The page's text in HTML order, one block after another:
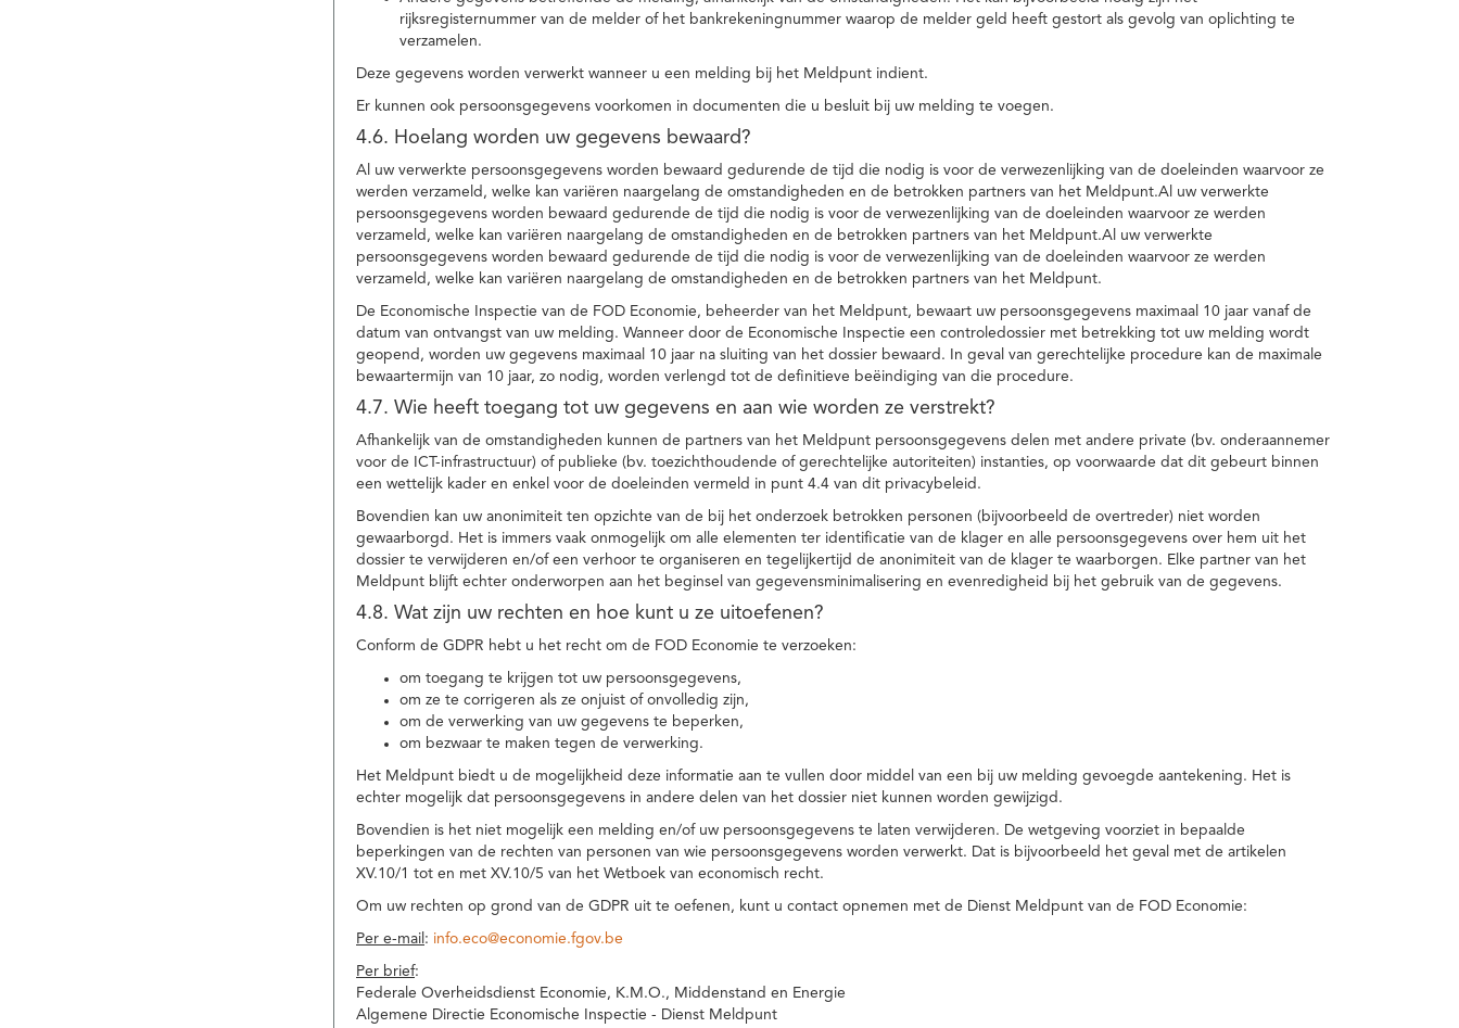
rijksregisternummer van de melder of het bankrekeningnummer waarop de melder geld heeft gestort als gevolg van oplichting te
verzamelen.
Deze gegevens worden verwerkt wanneer u een melding bij het Meldpunt indient.
Er kunnen ook persoonsgegevens voorkomen in documenten die u besluit bij uw melding te voegen.
4.6. Hoelang worden uw gegevens bewaard?
Al uw verwerkte persoonsgegevens worden bewaard gedurende de tijd die nodig is voor de verwezenlijking van de doeleinden waarvoor ze
werden verzameld, welke kan variëren naargelang de omstandigheden en de betrokken partners van het Meldpunt.Al uw verwerkte
persoonsgegevens worden bewaard gedurende de tijd die nodig is voor de verwezenlijking van de doeleinden waarvoor ze werden
verzameld, welke kan variëren naargelang de omstandigheden en de betrokken partners van het Meldpunt.Al uw verwerkte
persoonsgegevens worden bewaard gedurende de tijd die nodig is voor de verwezenlijking van de doeleinden waarvoor ze werden
verzameld, welke kan variëren naargelang de omstandigheden en de betrokken partners van het Meldpunt.
De Economische Inspectie van de FOD Economie, beheerder van het Meldpunt, bewaart uw persoonsgegevens maximaal 10 jaar vanaf de
datum van ontvangst van uw melding. Wanneer door de Economische Inspectie een controledossier met betrekking tot uw melding wordt
geopend, worden uw gegevens maximaal 10 jaar na sluiting van het dossier bewaard. In geval van gerechtelijke procedure kan de maximale
bewaartermijn van 10 jaar, zo nodig, worden verlengd tot de definitieve beëindiging van die procedure.
4.7. Wie heeft toegang tot uw gegevens en aan wie worden ze verstrekt?
Afhankelijk van de omstandigheden kunnen de partners van het Meldpunt persoonsgegevens delen met andere private (bv. onderaannemer
voor de ICT-infrastructuur) of publieke (bv. toezichthoudende of gerechtelijke autoriteiten) instanties, op voorwaarde dat dit gebeurt binnen
een wettelijk kader en enkel voor de doeleinden vermeld in punt 4.4 van dit privacybeleid.
Bovendien kan uw anonimiteit ten opzichte van de bij het onderzoek betrokken personen (bijvoorbeeld de overtreder) niet worden
gewaarborgd. Het is immers vaak onmogelijk om alle elementen ter identificatie van de klager en alle persoonsgegevens over hem uit het
dossier te verwijderen en/of een verhoor te organiseren en tegelijkertijd de anonimiteit van de klager te waarborgen. Elke partner van het
Meldpunt blijft echter onderworpen aan het beginsel van gegevensminimalisering en evenredigheid bij het gebruik van de gegevens.
4.8. Wat zijn uw rechten en hoe kunt u ze uitoefenen?
Conform de GDPR hebt u het recht om de FOD Economie te verzoeken:
om toegang te krijgen tot uw persoonsgegevens,
om ze te corrigeren als ze onjuist of onvolledig zijn,
om de verwerking van uw gegevens te beperken,
om bezwaar te maken tegen de verwerking.
Het Meldpunt biedt u de mogelijkheid deze informatie aan te vullen door middel van een bij uw melding gevoegde aantekening. Het is
echter mogelijk dat persoonsgegevens in andere delen van het dossier niet kunnen worden gewijzigd.
Bovendien is het niet mogelijk een melding en/of uw persoonsgegevens te laten verwijderen. De wetgeving voorziet in bepaalde
beperkingen van de rechten van personen van wie persoonsgegevens worden verwerkt. Dat is bijvoorbeeld het geval met de artikelen
XV.10/1 tot en met XV.10/5 van het Wetboek van economisch recht.
Om uw rechten op grond van de GDPR uit te oefenen, kunt u contact opnemen met de Dienst Meldpunt van de FOD Economie:
Per e-mail : info.eco@economie.fgov.be
Per brief:
Federale Overheidsdienst Economie, K.M.O., Middenstand en Energie
Algemene Directie Economische Inspectie - Dienst Meldpunt